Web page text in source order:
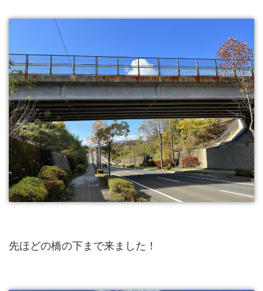
先ほどの橋の下まで来ました！